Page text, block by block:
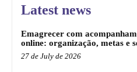
Latest news
Emagrecer com
online: organização, metas e
27 de July de 2026